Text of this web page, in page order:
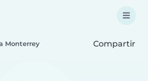
Monterrey Compartir